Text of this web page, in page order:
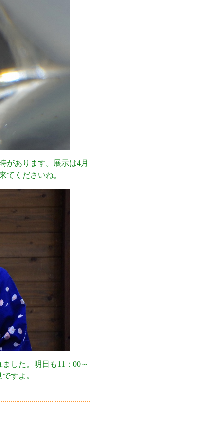
があります。展示は4月
てくださいね。
した。明日も11：00～
すよ。